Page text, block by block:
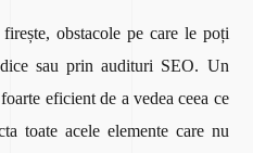
obstacole pe care le poți
sau prin audituri SEO. Un
eficient de a vedea ceea ce
toate acele elemente care nu